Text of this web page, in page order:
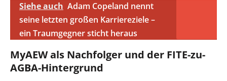
Siehe auch Adam Copeland nennt
seine letzten großen Karriereziele –
ein Traumgegner sticht heraus
MyAEW als Nachfolger und der FITE-zu-
AGBA-Hintergrund